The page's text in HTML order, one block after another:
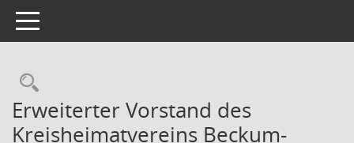
Toggle navigation
Rechercheauswahl
Erweiterter Vorstand des
Kreisheimatvereins Beckum-